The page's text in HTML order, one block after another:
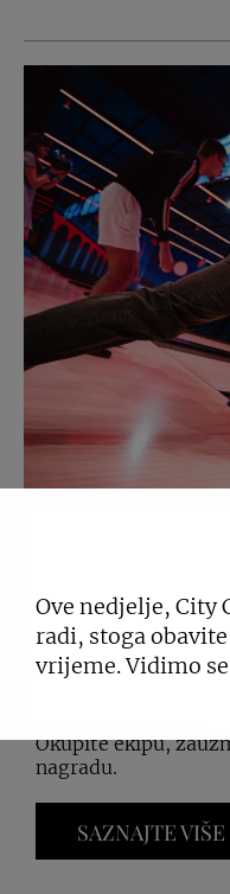
20.05.2026
Okupite ekipu,
nagradu.
SAZNAJTE VIŠE
Ove nedjelje, City
radi, stoga
vrijeme. Vidimo